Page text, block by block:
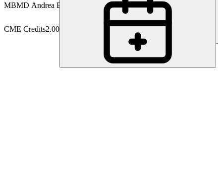
CME Credits2.00
MBMD Andrea Berendes